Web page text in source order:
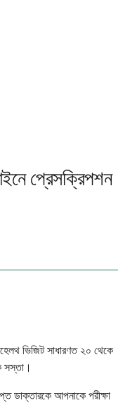
প্রেসক্রিপশন
ভিজিট সাধারণত ২০ থেকে
সস্তা।
ডাক্তারকে আপনাকে পরীক্ষা